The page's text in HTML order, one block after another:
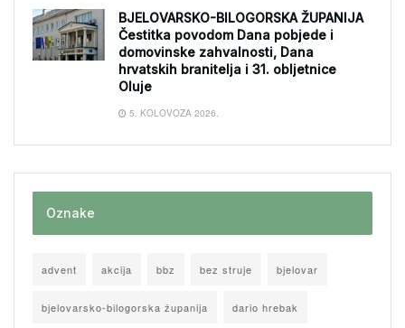
BJELOVARSKO-BILOGORSKA ŽUPANIJA
Čestitka povodom Dana pobjede i
domovinske zahvalnosti, Dana
hrvatskih branitelja i 31. obljetnice
Oluje
5. KOLOVOZA 2026.
Oznake
advent akcija bbz bez struje bjelovar
bjelovarsko-bilogorska županija dario hrebak